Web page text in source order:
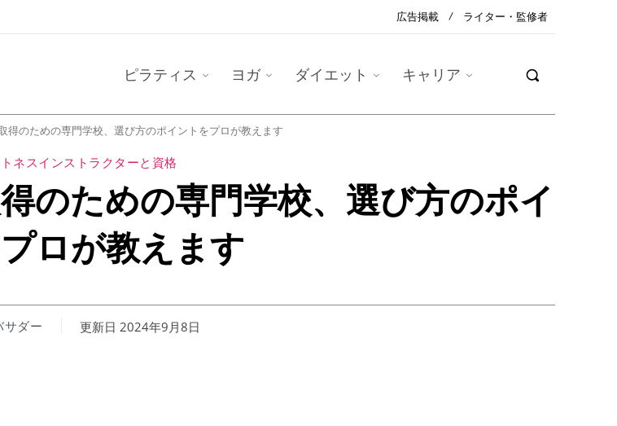
広告掲載 ライター・監修者
ピラティス ヨガ ダイエット キャリア
得のための専門学校、選び方のポイントをプロが教えます
ネスインストラクターと資格
のための専門学校、選び方のポイ
ロが教えます
サダー 更新日 2024年9月8日